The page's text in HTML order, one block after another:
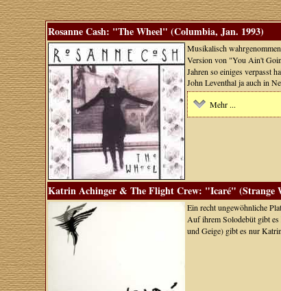
Rosanne Cash: "The Wheel" (Columbia, Jan. 1993)
Musikalisch
Version von "You Ain't
Jahren so einiges verpasst
John Leventhal ja auch in
Mehr ...
Katrin Achinger & The Flight Crew: "Icaré" (Strange
Ein recht ungewöhnliche
Auf ihrem Solodebüt gibt
und Geige) gibt es nur